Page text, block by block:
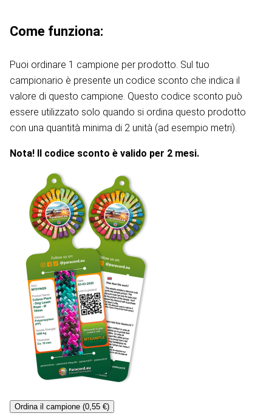
Come funziona:
Puoi ordinare 1 campione per prodotto. Sul tuo
campionario è presente un codice sconto che indica il
valore di questo campione. Questo codice sconto può
essere utilizzato solo quando si ordina questo prodotto
con una quantità minima di 2 unità (ad esempio metri).
Nota! Il codice sconto è valido per 2 mesi.
Ordina il campione (0,55 €)